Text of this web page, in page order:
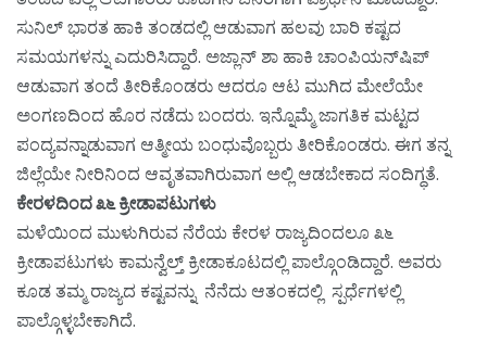
ಸುನಿಲ್ ಭಾರತ ಹಾಕಿ ತಂಡದಲ್ಲಿ ಆಡುವಾಗ ಹಲವು ಬಾರಿ ಕಷ್ಟದ
ಸಮಯಗಳನ್ನು ಎದುರಿಸಿದ್ದಾರೆ. ಅಜ್ಲಾನ್ ಶಾ ಹಾಕಿ ಚಾಂಪಿಯನ್‌ಷಿಪ್
ಆಡುವಾಗ ತಂದೆ ತೀರಿಕೊಂಡರು ಆದರೂ ಆಟ ಮುಗಿದ ಮೇಲೆಯೇ
ಅಂಗಣದಿಂದ ಹೊರ ನಡೆದು ಬಂದರು. ಇನ್ನೊಮ್ಮೆ ಜಾಗತಿಕ ಮಟ್ಟದ
ಪಂದ್ಯವನ್ನಾಡುವಾಗ ಆತ್ಮೀಯ ಬಂಧುವೊಬ್ಬರು ತೀರಿಕೊಂಡರು. ಈಗ ತನ್ನ
ಜಿಲ್ಲೆಯೇ ನೀರಿನಿಂದ ಆವೃತವಾಗಿರುವಾಗ ಅಲ್ಲಿ ಆಡಬೇಕಾದ ಸಂದಿಗ್ಧತೆ.
ಕೇರಳದಿಂದ ೩೬ ಕ್ರೀಡಾಪಟುಗಳು
ಮಳೆಯಿಂದ ಮುಳುಗಿರುವ ನೆರೆಯ ಕೇರಳ ರಾಜ್ಯದಿಂದಲೂ ೩೬
ಕ್ರೀಡಾಪಟುಗಳು ಕಾಮನ್ವೆಲ್ತ್ ಕ್ರೀಡಾಕೂಟದಲ್ಲಿ ಪಾಲ್ಗೊಂಡಿದ್ದಾರೆ. ಅವರು
ಕೂಡ ತಮ್ಮ ರಾಜ್ಯದ ಕಷ್ಟವನ್ನು ನೆನೆದು ಆತಂಕದಲ್ಲಿ ಸ್ಪರ್ಧೆಗಳಲ್ಲಿ
ಪಾಲ್ಗೊಳ್ಳಬೇಕಾಗಿದೆ.